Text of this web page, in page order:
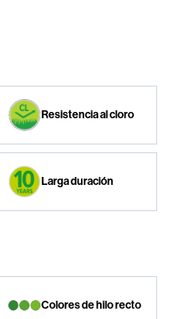
Resistencia al cloro
Larga duración
Colores de hilo recto